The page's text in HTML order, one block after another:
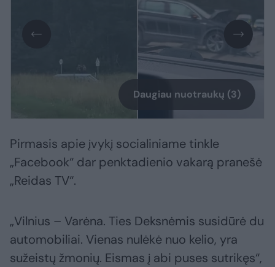
Daugiau nuotraukų (3)
Pirmasis apie įvykį socialiniame tinkle
„Facebook“ dar penktadienio vakarą pranešė
„Reidas TV“.
„Vilnius – Varėna. Ties Deksnėmis susidūrė du
automobiliai. Vienas nulėkė nuo kelio, yra
sužeistų žmonių. Eismas į abi puses sutrikęs“,